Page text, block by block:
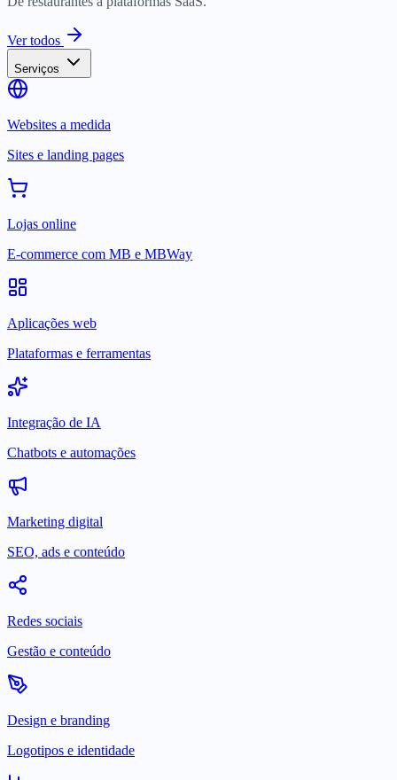
Ver todos
Serviços
Websites a medida
Sites e landing pages
Lojas online
E-commerce com MB e MBWay
Aplicações web
Plataformas e ferramentas
Integração de IA
Chatbots e automações
Marketing digital
SEO, ads e conteúdo
Redes sociais
Gestão e conteúdo
Design e branding
Logotipos e identidade